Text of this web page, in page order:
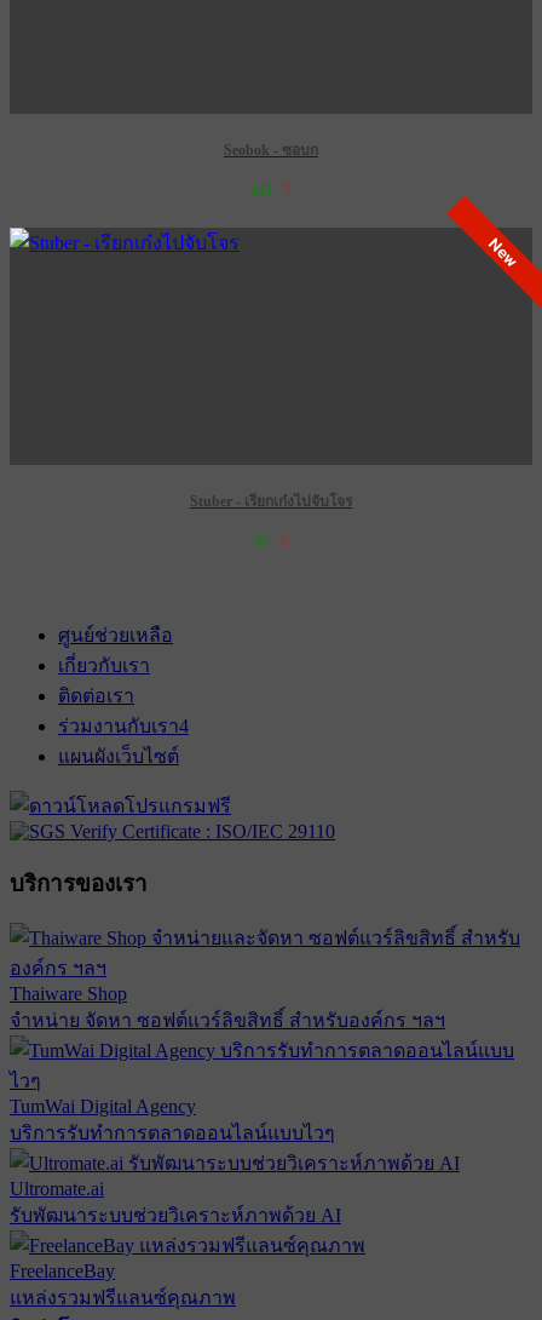
Seobok - ซอบก
141 7
New
Stuber - เรียกเก๋งไปจับโจร
85 6
ศูนย์ช่วยเหลือ
เกี่ยวกับเรา
ติดต่อเรา
ร่วมงานกับเรา4
แผนผังเว็บไซต์
บริการของเรา
Thaiware Shop
จำหน่าย จัดหา ซอฟต์แวร์ลิขสิทธิ์ สำหรับองค์กร ฯลฯ
TumWai Digital Agency
บริการรับทำการตลาดออนไลน์แบบไวๆ
Ultromate.ai
รับพัฒนาระบบช่วยวิเคราะห์ภาพด้วย AI
FreelanceBay
แหล่งรวมฟรีแลนซ์คุณภาพ